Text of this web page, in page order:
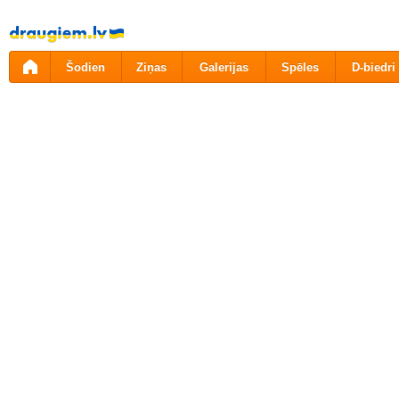
Pāriet
uz
saturu
Šodien Ziņas Galerijas Spēles D-biedri